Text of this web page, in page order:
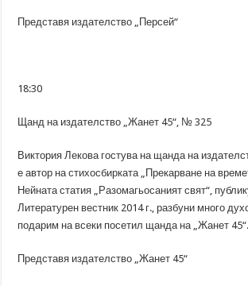
Представя издателство „Персей“
18:30
Щанд на издателство „Жанет 45“, № 325
Виктория Лекова гостува на щанда на
е автор на стихосбирката „Прекарване на
Нейната статия „Разомагьосаният свят“,
Литературен вестник 2014 г., разбуни много
подарим на всеки посетил щанда на „Жанет 45“.
Представя издателство „Жанет 45“